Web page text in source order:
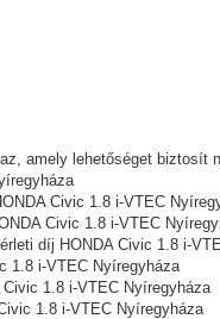
amely lehetőséget biztosít
Civic 1.8 i-VTEC
Civic 1.8 i-VTEC
díj HONDA Civic 1.8 i-
1.8 i-VTEC Nyíregyháza
1.8 i-VTEC Nyíregyháza
1.8 i-VTEC Nyíregyháza